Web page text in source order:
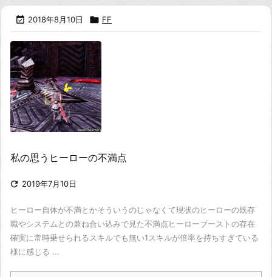
 2018年8月10日  FF
私の思うヒーローの不満点
 2019年7月10日
ヒーロー自体が不満とかそういうのじゃなくて現状のヒーローの既存
職やシステムとの兼ね合い込みで見た不満点ヒーローブーストの存在
確実に常時乗せられるスキルでも無い1スキルが倍率を持ちすぎている
様に感じる ...